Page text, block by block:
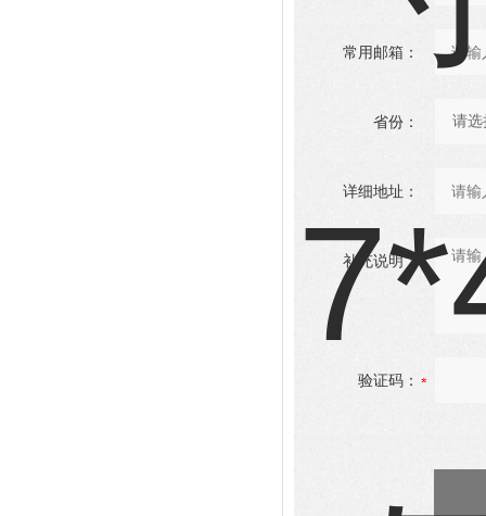
常用邮箱：
省份：
详细地址：
补充说明：
验证码：